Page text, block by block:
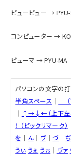
ピューピュー →
コンピューター →
ピューマ → PYU-MA
パソコンの文字の打
半角スペース │ ＿
│ ↑→↓←（上下左
！ （ビックリマーク）
を │ ん│ ヴ│ づ │ ぢ
うぃ うぇ うぉ │ ヴァ